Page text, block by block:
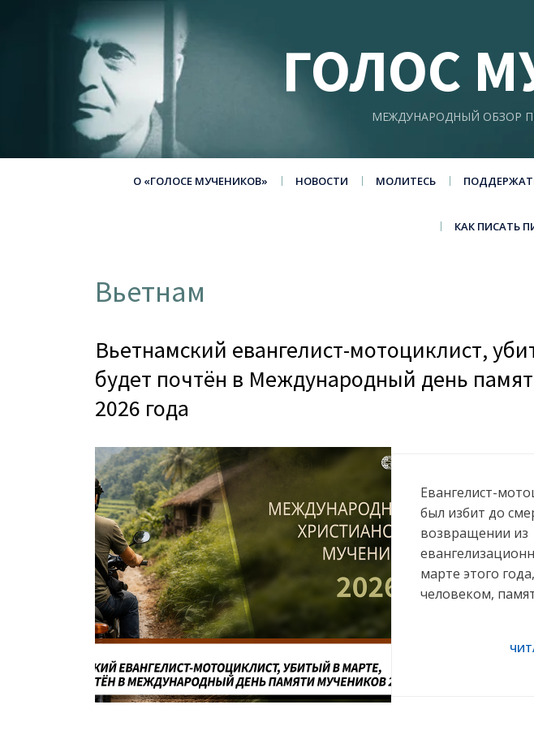
ГОЛОС
МЕЖДУНАРОДНЫЙ ОБЗОР
О «ГОЛОСЕ МУЧЕНИКОВ» НОВОСТИ МОЛИТЕСЬ
КАК ПИСАТЬ
Вьетнам
Вьетнамский евангелист-мотоциклист,
будет почтён в Международный день
2026 года
Евангелист-
был избит до
возвращении из
марте этого
человеком,